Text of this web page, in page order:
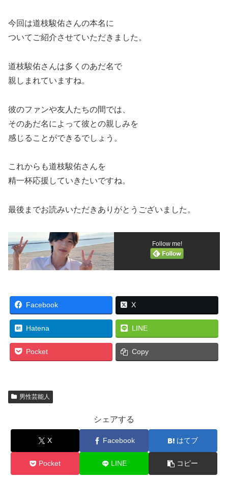
今回は道枝駿佑さんの本名に
ついてご紹介させていただきました。
道枝駿佑さんは多くのあだ名で
親しまれていますね。
彼のファンや友人たちの間では、
そのあだ名によって彼との親しみを
感じることができるでしょう。
これからも道枝駿佑さんを
精一杯応援していきたいですね。
最後までお読みいただきありがとうございました。
Follow me!
Facebook X
Hatena LINE
Pocket Copy
男性芸能人
シェアする
X Facebook はてブ
Pocket LINE コピー